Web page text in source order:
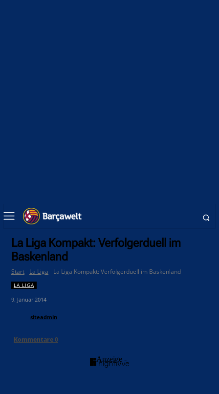
La Liga Kompakt: Verfolgerduell im
Baskenland
Start La Liga La Liga Kompakt: Verfolgerduell im Baskenland
LA LIGA
9. Januar 2014
siteadmin
Kommentare0
- Anzeige -